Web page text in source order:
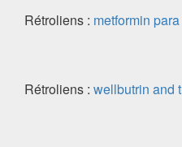
Rétroliens : metformin
Rétroliens : wellbutrin and